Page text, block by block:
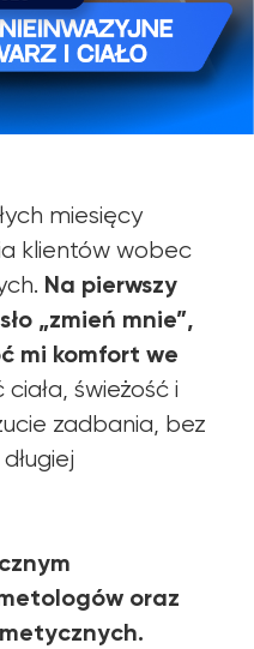
miesięcy
klientów wobec
Na pierwszy
„zmień mnie”,
mi komfort we
ciała, świeżość i
zadbania, bez
oraz